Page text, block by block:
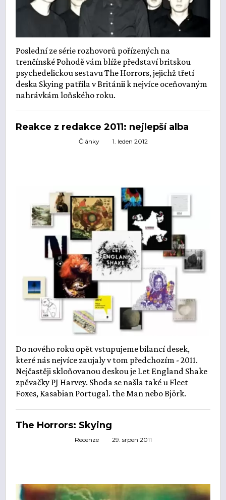
Poslední ze série rozhovorů pořízených na
trenčínské Pohodě vám blíže představí britskou
psychedelickou sestavu The Horrors, jejichž třetí
deska Skying patřila v Británii k nejvíce oceňovaným
nahrávkám loňského roku.
Reakce z redakce 2011: nejlepší alba
Články 1. leden 2012
Do nového roku opět vstupujeme bilancí desek,
které nás nejvíce zaujaly v tom předchozím - 2011.
Nejčastěji skloňovanou deskou je Let England Shake
zpěvačky PJ Harvey. Shoda se našla také u Fleet
Foxes, Kasabian Portugal. the Man nebo Björk.
The Horrors: Skying
Recenze 29. srpen 2011